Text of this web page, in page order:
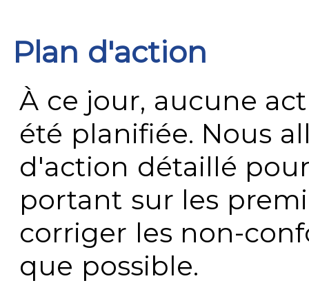
Plan d'action
À ce jour, aucune
été planifiée. Nous
d'action détaillé
portant sur les
corriger les non-
que possible.